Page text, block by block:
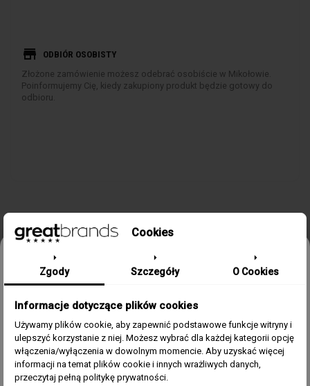
store ODBIÓR OSOBISTY
Złożone zamówienie możesz odebrać osobiście w Mikołowie.
Poinformujemy Cię, kiedy zakupiony produkt będzie gotowy do
odbioru.
SZCZEGÓŁY PRODUKTU
Kolekcja/Linia 1970
Zegarek Dla Męski
Materiał Koperty Stal szlachetna 316L
Cookies
Zgody Szczegóły O Cookies
Informacje dotyczące plików cookies
Używamy plików cookie, aby zapewnić podstawowe funkcje witryny i
ulepszyć korzystanie z niej. Możesz wybrać dla każdej kategorii opcję
włączenia/wyłączenia w dowolnym momencie. Aby uzyskać więcej
informacji na temat plików cookie i innych wrażliwych danych,
przeczytaj pełną politykę prywatności.
Odbierz 15% rabatu na pierwsze
zamówienie w greatbrands!
Zapisz się do bezpłatnego Newslettera i dowiaduj się pierwszy o
Email
ZgodaAkceptuję regulamin i wyrażam zgodę na przetwarzanie